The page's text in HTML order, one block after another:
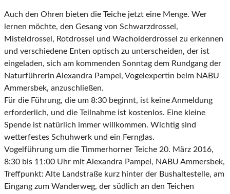
Auch den Ohren bieten die Teiche jetzt eine Menge. Wer
lernen möchte, den Gesang von Schwarzdrossel,
Misteldrossel, Rotdrossel und Wacholderdrossel zu erkennen
und verschiedene Enten optisch zu unterscheiden, der ist
eingeladen, sich am kommenden Sonntag dem Rundgang der
Naturführerin Alexandra Pampel, Vogelexpertin beim NABU
Ammersbek, anzuschließen.
Für die Führung, die um 8:30 beginnt, ist keine Anmeldung
erforderlich, und die Teilnahme ist kostenlos. Eine kleine
Spende ist natürlich immer willkommen. Wichtig sind
wetterfestes Schuhwerk und ein Fernglas.
Vogelführung um die Timmerhorner Teiche 20. März 2016,
8:30 bis 11:00 Uhr mit Alexandra Pampel, NABU Ammersbek,
Treffpunkt: Alte Landstraße kurz hinter der Bushaltestelle, am
Eingang zum Wanderweg, der südlich an den Teichen